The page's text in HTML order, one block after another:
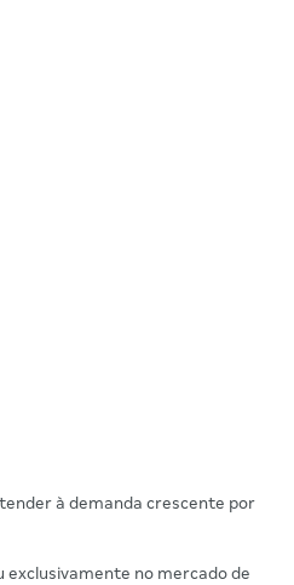
à demanda crescente por
exclusivamente no mercado de